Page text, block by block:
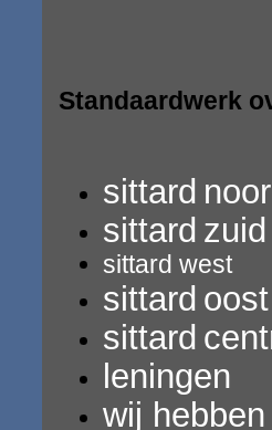
Standaardwerk
sittard
sittard zuid
sittard west
sittard oost
sittard
leningen
wij